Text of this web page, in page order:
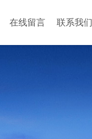
在线留言 联系我们